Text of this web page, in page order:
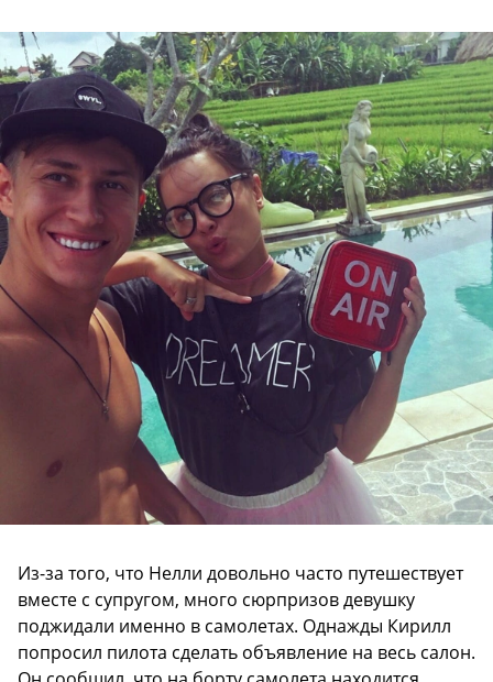
Из-за того, что Нелли довольно часто путешествует
вместе с супругом, много сюрпризов девушку
поджидали именно в самолетах. Однажды Кирилл
попросил пилота сделать объявление на весь салон.